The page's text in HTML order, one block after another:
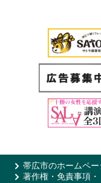
帯広市のホームペ
著作権・免責事項・